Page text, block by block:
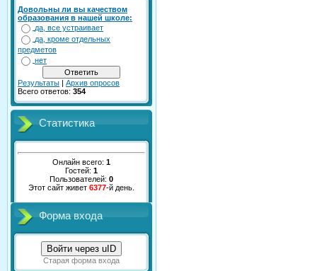
Довольны ли вы качеством
образования в нашей школе:
да, все устраивает
да, кроме отдельных
предметов
нет
Результаты | Архив опросов
Всего ответов: 354
Статистика
Онлайн всего: 1
Гостей: 1
Пользователей: 0
Этот сайт живет 6377-й день.
Форма входа
Войти через uID
Старая форма входа